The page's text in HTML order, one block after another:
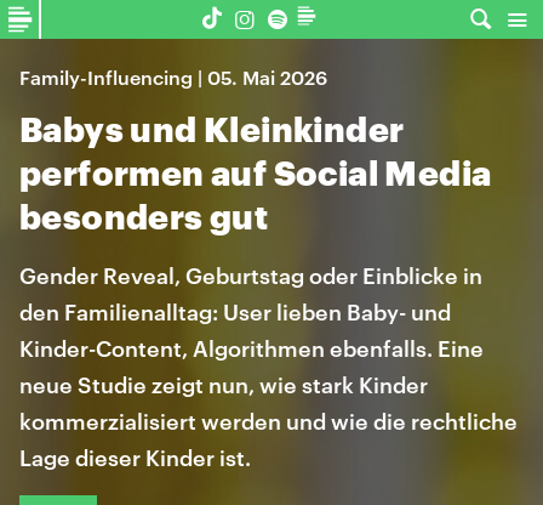
Family-Influencing | 05. Mai 2026
Babys und Kleinkinder
performen auf Social Media
besonders gut
Gender Reveal, Geburtstag oder Einblicke in
den Familienalltag: User lieben Baby- und
Kinder-Content, Algorithmen ebenfalls. Eine
neue Studie zeigt nun, wie stark Kinder
kommerzialisiert werden und wie die rechtliche
Lage dieser Kinder ist.